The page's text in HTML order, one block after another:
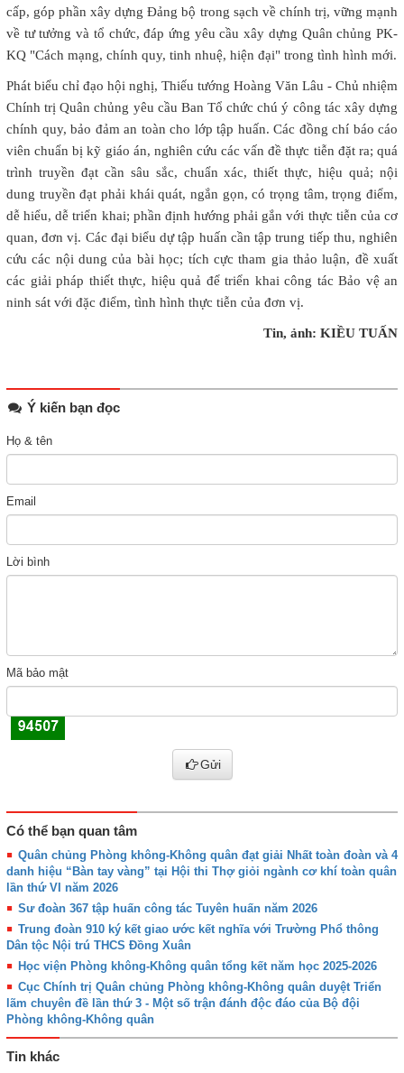
cấp, góp phần xây dựng Đảng bộ trong sạch về chính trị, vững mạnh
về tư tưởng và tổ chức, đáp ứng yêu cầu xây dựng Quân chủng PK-
KQ "Cách mạng, chính quy, tinh nhuệ, hiện đại" trong tình hình mới.
Phát biểu chỉ đạo hội nghị, Thiếu tướng Hoàng Văn Lâu - Chủ nhiệm
Chính trị Quân chủng yêu cầu Ban Tổ chức chú ý công tác xây dựng
chính quy, bảo đảm an toàn cho lớp tập huấn. Các đồng chí báo cáo
viên chuẩn bị kỹ giáo án, nghiên cứu các vấn đề thực tiễn đặt ra; quá
trình truyền đạt cần sâu sắc, chuẩn xác, thiết thực, hiệu quả; nội
dung truyền đạt phải khái quát, ngắn gọn, có trọng tâm, trọng điểm,
dễ hiểu, dễ triển khai; phần định hướng phải gắn với thực tiễn của cơ
quan, đơn vị. Các đại biểu dự tập huấn cần tập trung tiếp thu, nghiên
cứu các nội dung của bài học; tích cực tham gia thảo luận, đề xuất
các giải pháp thiết thực, hiệu quả để triển khai công tác Bảo vệ an
ninh sát với đặc điểm, tình hình thực tiễn của đơn vị.
Tin, ảnh: KIỀU TUẤN
Ý kiến bạn đọc
Họ & tên
Email
Lời bình
Mã bảo mật
Gửi
Có thể bạn quan tâm
Quân chủng Phòng không-Không quân đạt giải Nhất toàn đoàn và 4
danh hiệu “Bàn tay vàng” tại Hội thi Thợ giỏi ngành cơ khí toàn quân
lần thứ VI năm 2026
Sư đoàn 367 tập huấn công tác Tuyên huấn năm 2026
Trung đoàn 910 ký kết giao ước kết nghĩa với Trường Phổ thông
Dân tộc Nội trú THCS Đồng Xuân
Học viện Phòng không-Không quân tổng kết năm học 2025-2026
Cục Chính trị Quân chủng Phòng không-Không quân duyệt Triển
lãm chuyên đề lần thứ 3 - Một số trận đánh độc đáo của Bộ đội
Phòng không-Không quân
Tin khác